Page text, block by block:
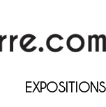
EXPOSITIONS